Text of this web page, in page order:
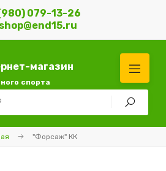
079-13-26
shop@end15.ru
магазин
спорта
"Форсаж" КК